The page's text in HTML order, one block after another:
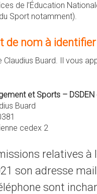
de l’Éducation
Sport notamment).
de nom à identifier
Buard. Il vous
et Sports – DSDEN
Buard
cedex 2
relatives à
son adresse
sont